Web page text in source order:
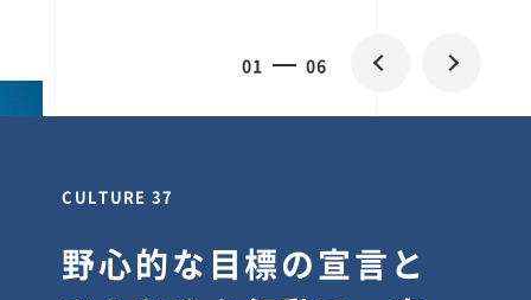
0 06
CULTURE 30
逆境では自分のスタン